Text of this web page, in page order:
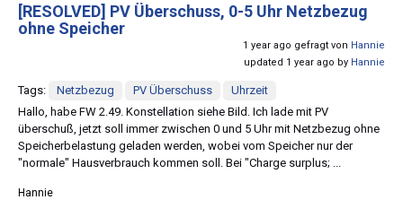
[RESOLVED] PV Überschuss, 0-5 Uhr Netzbezug
ohne Speicher
1 year ago gefragt von Hannie
updated 1 year ago by Hannie
Tags: Netzbezug PV Überschuss
Uhrzeit
Hallo, habe FW 2.49. Konstellation siehe Bild. Ich lade mit PV
überschuß, jetzt soll immer zwischen 0 und 5 Uhr mit Netzbezug ohne
Speicherbelastung geladen werden, wobei vom Speicher nur der
"normale" Hausverbrauch kommen soll. Bei "Charge surplus; ...
Hannie